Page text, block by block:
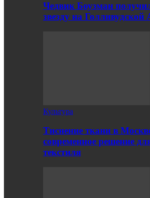
Чедвик Боузман
звезду на Голливудской
Культура
Тиснение ткани в
современное решение
текстиля